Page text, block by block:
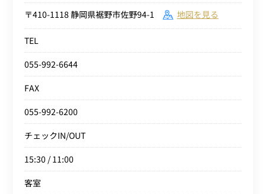
〒410-1118 静岡県裾野市佐野94-1
地図を見る
TEL
055-992-6644
FAX
055-992-6200
チェックIN/OUT
15:30 / 11:00
客室